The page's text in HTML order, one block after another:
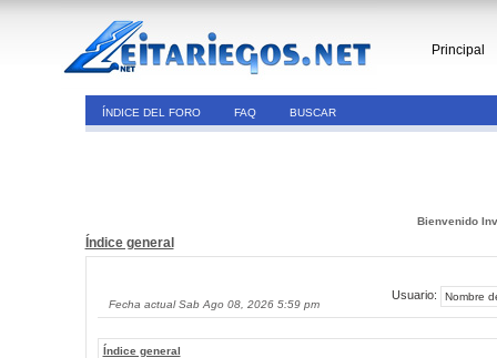
Principal
ÍNDICE DEL FORO FAQ BUSCAR
Bienvenido
Índice general
Fecha actual Sab Ago 08, 2026 5:59 pm
Usuario:
Índice general